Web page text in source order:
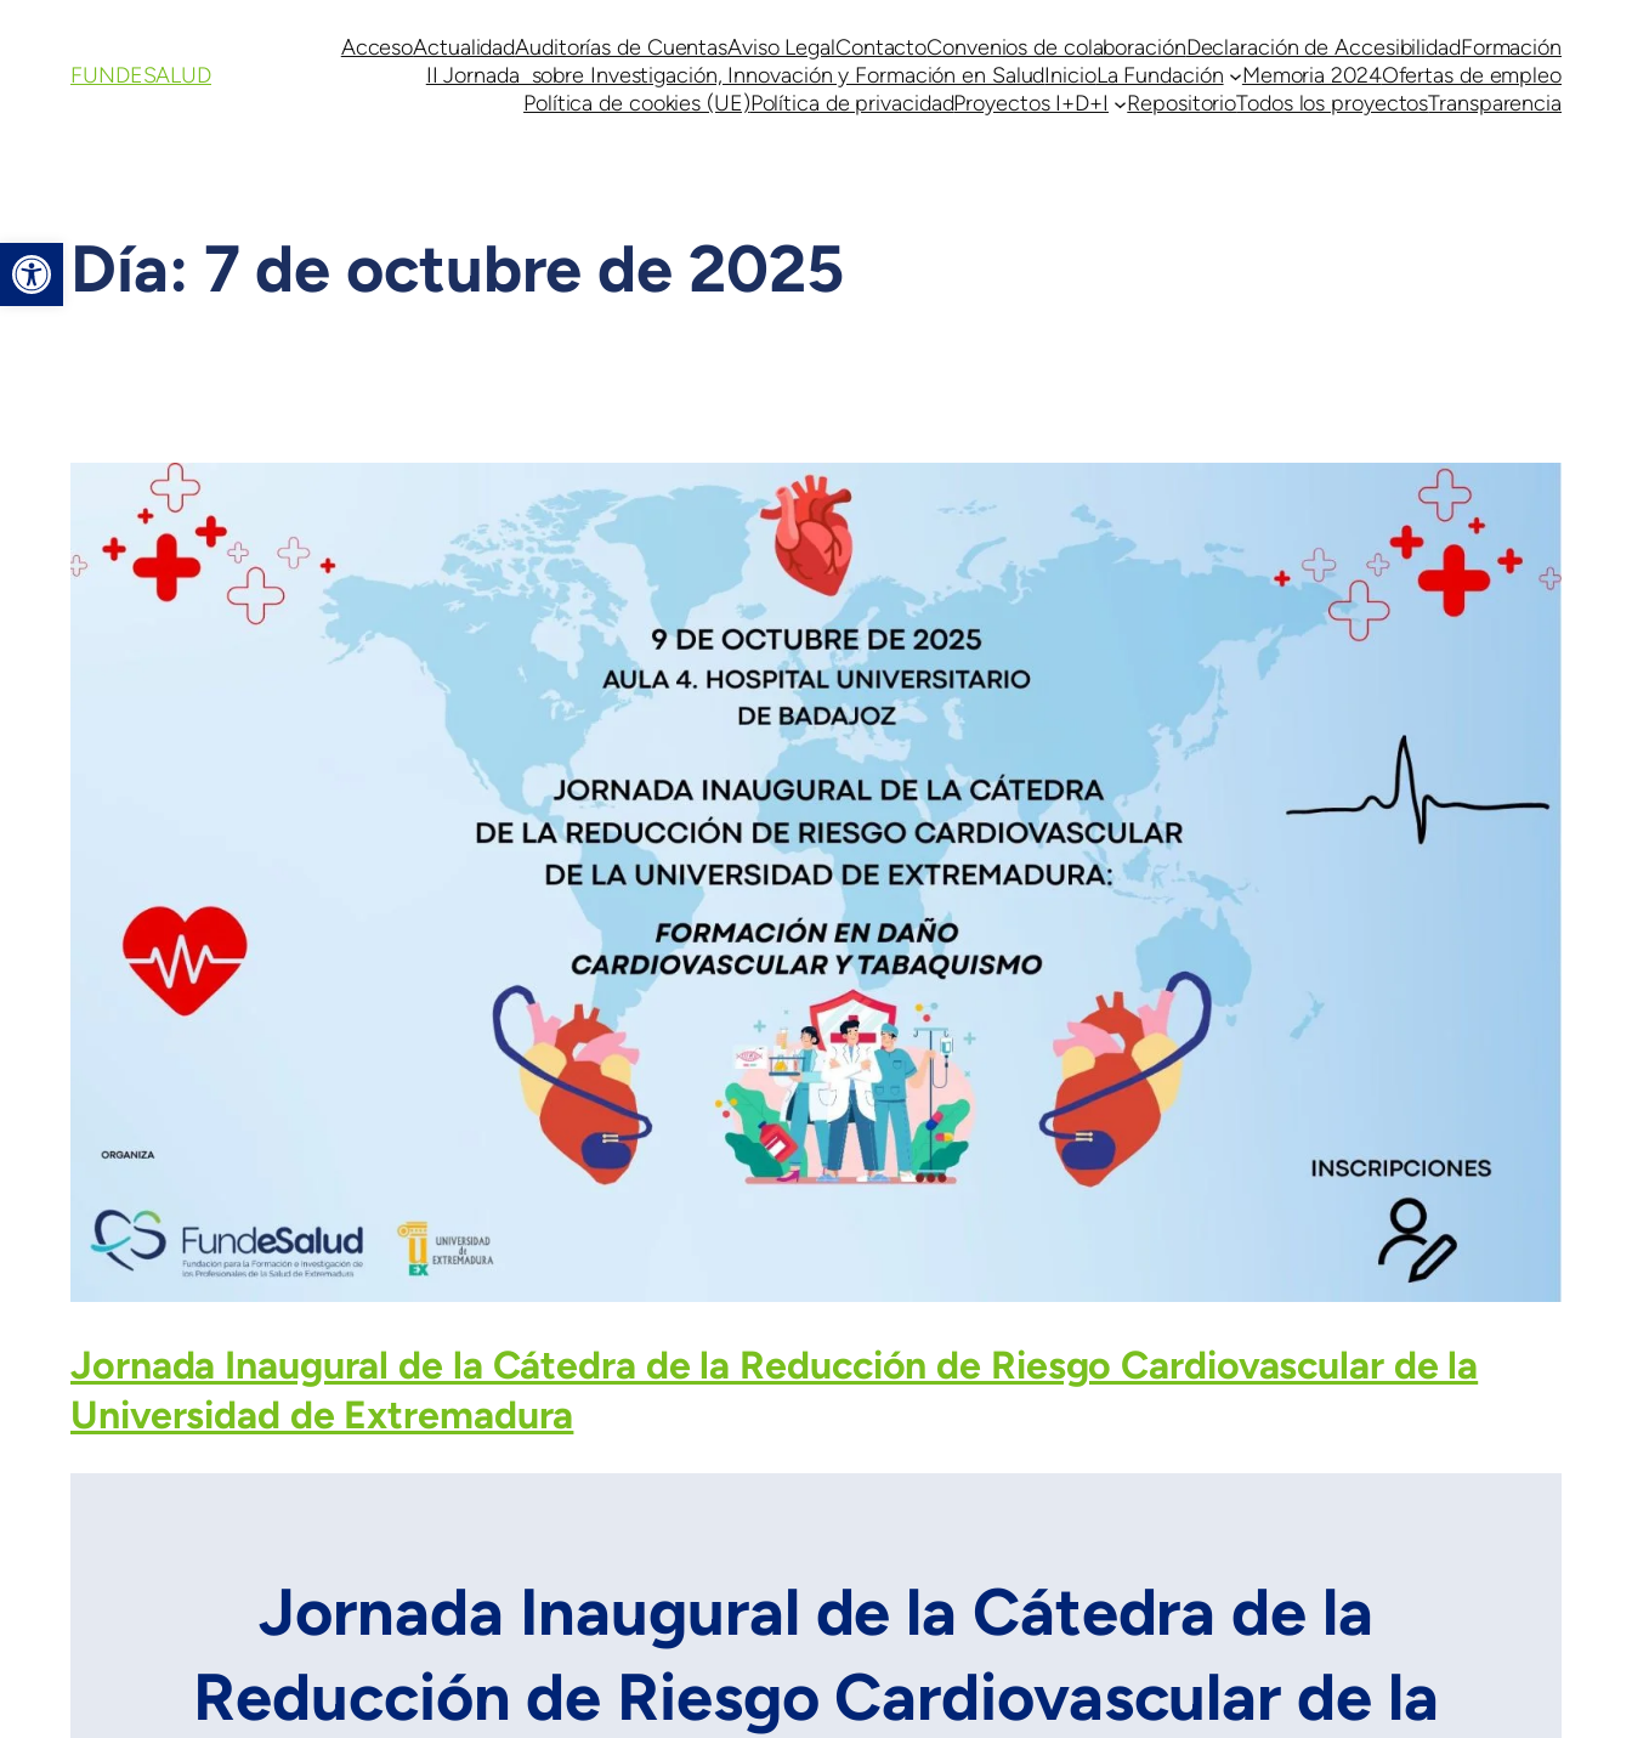
Abrir barra de herramientas
FUNDESALUD
AccesoActualidadAuditorías de CuentasAviso LegalContactoConvenios de colaboraciónDeclaración de AccesibilidadFormación
II Jornada sobre Investigación, Innovación y Formación en SaludInicioLa Fundación Memoria 2024Ofertas de empleo
Política de cookies (UE)Política de privacidadProyectos I+D+I RepositorioTodos los proyectosTransparencia
Día: 7 de octubre de 2025
Jornada Inaugural de la Cátedra de la Reducción de Riesgo Cardiovascular de la
Universidad de Extremadura
Jornada Inaugural de la Cátedra de la
Reducción de Riesgo Cardiovascular de la